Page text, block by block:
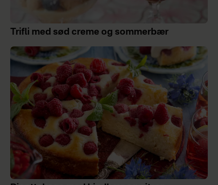
Trifli med sød creme og sommerbær